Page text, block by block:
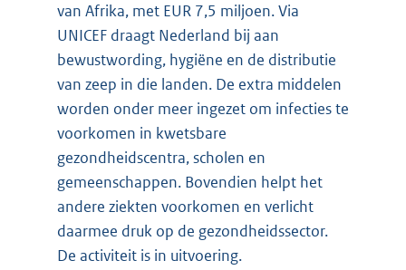
van Afrika, met EUR 7,5 miljoen. Via
UNICEF draagt Nederland bij aan
bewustwording, hygiëne en de distributie
van zeep in die landen. De extra middelen
worden onder meer ingezet om infecties te
voorkomen in kwetsbare
gezondheidscentra, scholen en
gemeenschappen. Bovendien helpt het
andere ziekten voorkomen en verlicht
daarmee druk op de gezondheidssector.
De activiteit is in uitvoering.